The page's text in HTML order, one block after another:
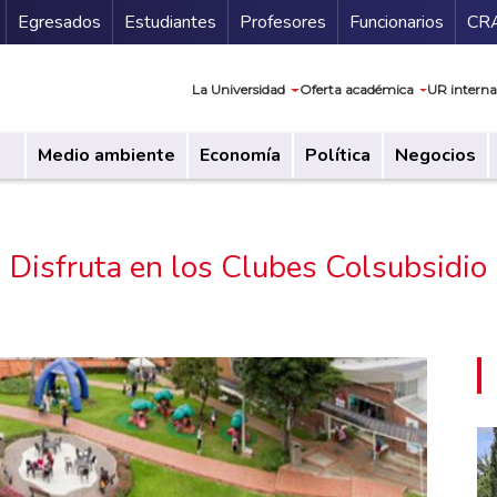
Secundario
Egresados Estudiantes Profesores Funcionarios
La Universidad Oferta académica UR
Medio ambiente Economía Política Negocios
Disfruta en los Clubes Colsubsidio